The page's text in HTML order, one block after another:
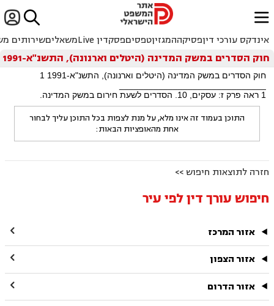

ﱐ
אינדקס עורכי דיןפסיקההמגזיןטפסיםפסקדין Live משאליםשירותים
חוק הסדרים במשק המדינה (היטלים וארנונה), התשנ"א-1991
חוק הסדרים במשק המדינה (היטלים וארנונה), התשנ"א-1991 1
1 ראה פרק ז: עסקים, 10. הסדרים לשעת חירום במשק המדינה.
התוכן בעמוד זה אינו מלא, על מנת לצפות בכל התוכן עליך לבחור
אחת מהאופציות הבאות:
חזרה לתוצאות חיפוש >>
חיפוש עורך דין לפי עיר
אזור המרכז 
אזור הצפון 
אזור הדרום 